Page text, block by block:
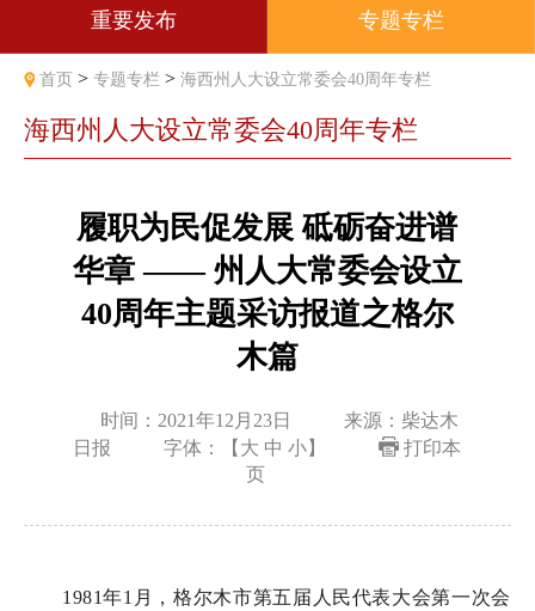
重要发布 专题专栏
首页 > 专题专栏 > 海西州人大设立常委会40周年专栏
海西州人大设立常委会40周年专栏
履职为民促发展 砥砺奋进谱
华章 —— 州人大常委会设立
40周年主题采访报道之格尔
木篇
时间：2021年12月23日
来源：柴达木
日报
字体：【 大 中 小】
打印本
页
1981年1月，格尔木市第五届人民代表大会第一次会